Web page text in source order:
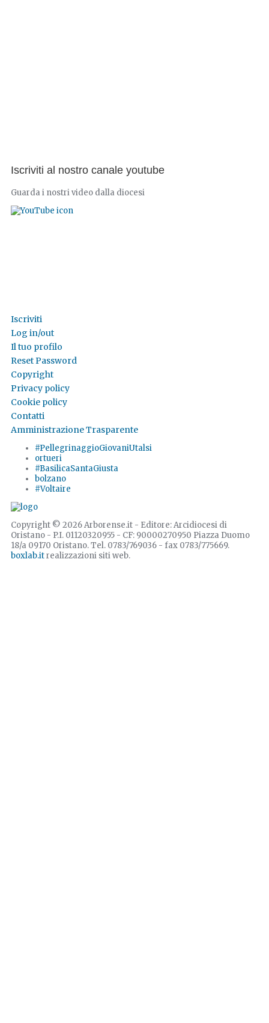
Iscriviti al nostro canale youtube
Guarda i nostri video dalla diocesi
Iscriviti
Log in/out
Il tuo profilo
Reset Password
Copyright
Privacy policy
Cookie policy
Contatti
Amministrazione Trasparente
#PellegrinaggioGiovaniUtalsi
ortueri
#BasilicaSantaGiusta
bolzano
#Voltaire
Copyright © 2026 Arborense.it - Editore: Arcidiocesi di
Oristano - P.I. 01120320955 - CF: 90000270950 Piazza Duomo
18/a 09170 Oristano. Tel. 0783/769036 - fax 0783/775669.
boxlab.itrealizzazioni siti web.